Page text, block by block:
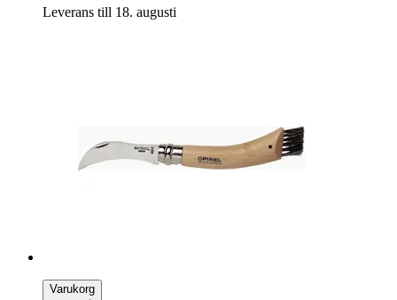
Leverans till 18. augusti
Varukorg